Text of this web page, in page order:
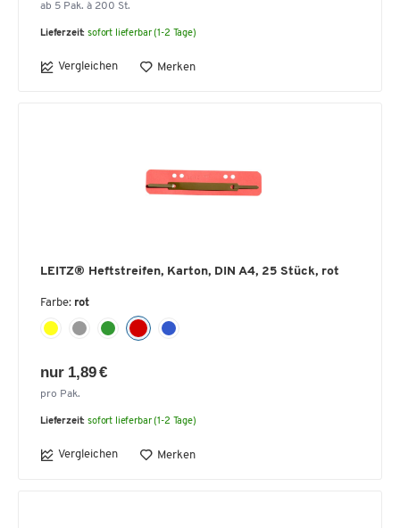
ab 5 Pak. à 200 St.
Lieferzeit: sofort lieferbar (1-2 Tage)
Vergleichen Merken
LEITZ® Heftstreifen, Karton, DIN A4, 25 Stück, rot
Farbe: rot
nur 1,89 €
pro Pak.
Lieferzeit: sofort lieferbar (1-2 Tage)
Vergleichen Merken